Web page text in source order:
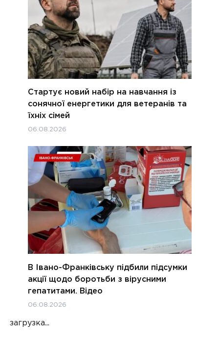
Стартує новий набір на навчання із
сонячної енергетики для ветеранів та
їхніх сімей
06.08.2026
В Івано-Франківську підбили підсумки
акції щодо боротьби з вірусними
гепатитами. Відео
06.08.2026
загрузка...